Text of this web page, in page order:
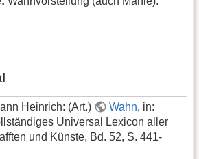
Heinrich: (Art.) Wahn, in:
Universal Lexicon aller
und Künste, Bd. 52, S. 441-